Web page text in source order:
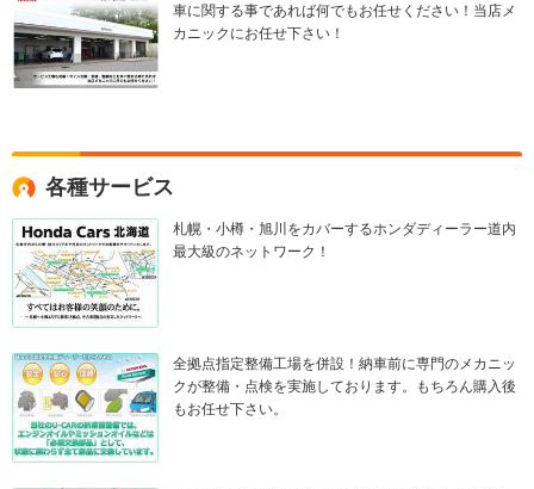
車に関する事であれば何でもお任せください！当店メ
カニックにお任せ下さい！
各種サービス
札幌・小樽・旭川をカバーするホンダディーラー道内
最大級のネットワーク！
全拠点指定整備工場を併設！納車前に専門のメカニッ
クが整備・点検を実施しております。もちろん購入後
もお任せ下さい。